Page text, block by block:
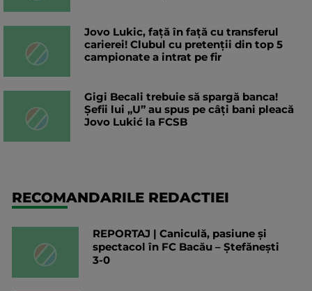
Jovo Lukic, față în față cu transferul
carierei! Clubul cu pretenții din top 5
campionate a intrat pe fir
Gigi Becali trebuie să spargă banca!
Șefii lui „U” au spus pe câți bani pleacă
Jovo Lukić la FCSB
RECOMANDARILE REDACTIEI
REPORTAJ | Caniculă, pasiune și
spectacol în FC Bacău – Ștefănești
3-0